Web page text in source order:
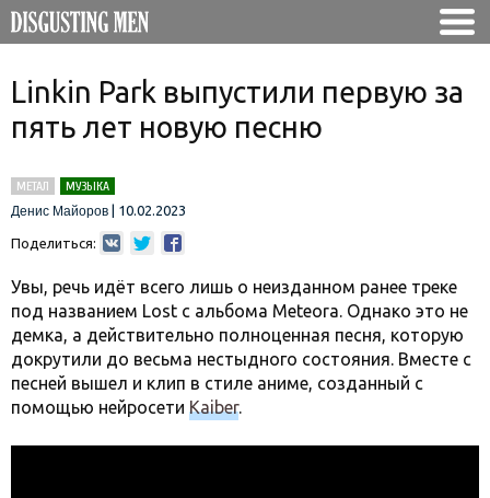
Linkin Park выпустили первую за
пять лет новую песню
МЕТАЛ
МУЗЫКА
Денис Майоров
10.02.2023
Поделиться:
Увы, речь идёт всего лишь о неизданном ранее треке
под названием Lost с альбома Meteora. Однако это не
демка, а действительно полноценная песня, которую
докрутили до весьма нестыдного состояния. Вместе с
песней вышел и клип в стиле аниме, созданный с
помощью нейросети Kaiber.